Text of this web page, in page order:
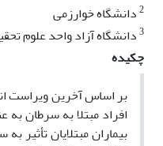
2دانشگاه خوارزمی
3دانشگاه آزاد واحد علوم
چکیده
بیماران مبتلایان